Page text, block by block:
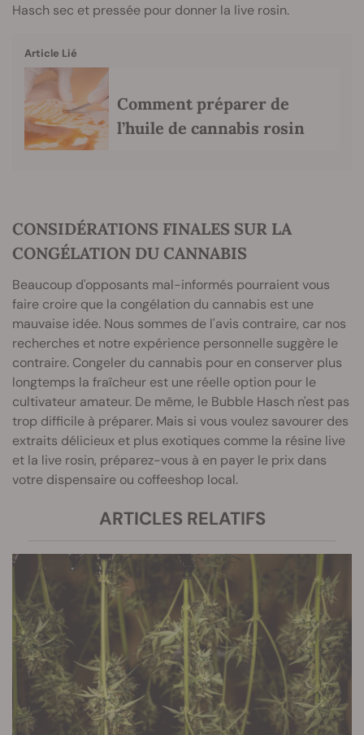
Hasch sec et pressée pour donner la live rosin.
Article Lié
Comment préparer de
l’huile de cannabis rosin
CONSIDÉRATIONS FINALES SUR LA
CONGÉLATION DU CANNABIS
Beaucoup d'opposants mal-informés pourraient vous
faire croire que la congélation du cannabis est une
mauvaise idée. Nous sommes de l'avis contraire, car nos
recherches et notre expérience personnelle suggère le
contraire. Congeler du cannabis pour en conserver plus
longtemps la fraîcheur est une réelle option pour le
cultivateur amateur. De même, le Bubble Hasch n'est pas
trop difficile à préparer. Mais si vous voulez savourer des
extraits délicieux et plus exotiques comme la résine live
et la live rosin, préparez-vous à en payer le prix dans
votre dispensaire ou coffeeshop local.
ARTICLES RELATIFS